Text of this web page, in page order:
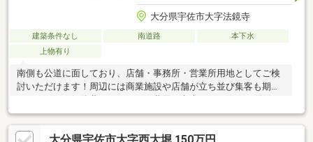
大分県宇佐市大字法鏡寺
建築条件なし 南道路
本下水
上物有り
南側も公道に面しており、店舗・事務所・営業所用地としてご検
討いただけます！周辺には商業施設や店舗が立ち並び集客も期待
しております！